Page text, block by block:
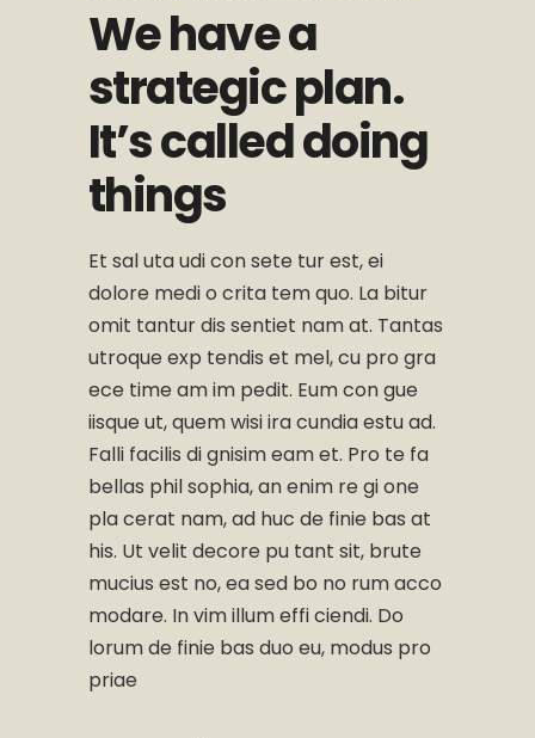
We have a
strategic plan.
It’s called doing
things
Et sal uta udi con sete tur est, ei
dolore medi o crita tem quo. La bitur
omit tantur dis sentiet nam at. Tantas
utroque exp tendis et mel, cu pro gra
ece time am im pedit. Eum con gue
iisque ut, quem wisi ira cundia estu ad.
Falli facilis di gnisim eam et. Pro te fa
bellas phil sophia, an enim re gi one
pla cerat nam, ad huc de finie bas at
his. Ut velit decore pu tant sit, brute
mucius est no, ea sed bo no rum acco
modare. In vim illum effi ciendi. Do
lorum de finie bas duo eu, modus pro
priae